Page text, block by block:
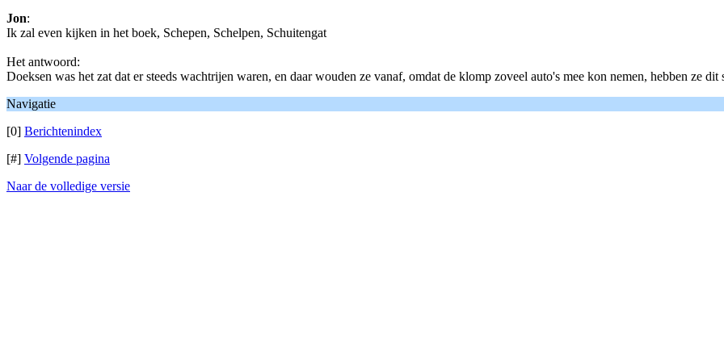
Jon:
Ik zal even kijken in het boek, Schepen, Schelpen, Schuitengat
Het antwoord:
Doeksen was het zat dat er steeds wachtrijen waren, en daar wouden ze vanaf, omdat de klomp zoveel auto's mee kon nemen, hebben ze
Navigatie
[0] Berichtenindex
[#] Volgende pagina
Naar de volledige versie